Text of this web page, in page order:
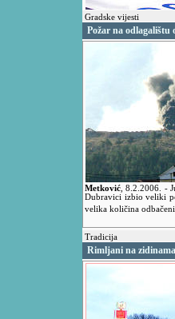
Gradske vijesti
Požar na odlagalištu
Metković ,8.2.2006. -
Dubravici izbio veliki
velika količina
Tradicija
Rimljani na